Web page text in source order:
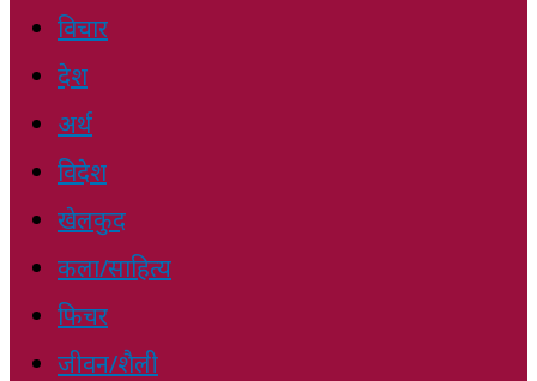
विचार
देश
अर्थ
विदेश
खेलकुद
कला/साहित्य
फिचर
जीवन/शैली